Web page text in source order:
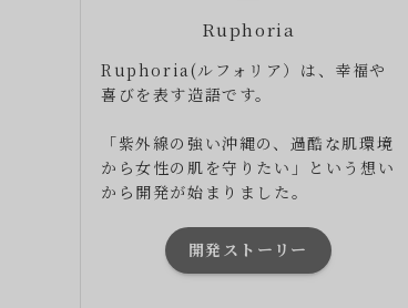
Ruphoria
Ruphoria(ルフォリア）は、幸福や
喜びを表す造語です。
「紫外線の強い沖縄の、過酷な肌環境
から女性の肌を守りたい」という想い
から開発が始まりました。
開発ストーリー